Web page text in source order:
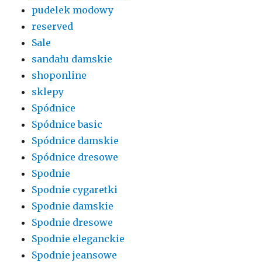
pudelek modowy
reserved
Sale
sandału damskie
shoponline
sklepy
Spódnice
Spódnice basic
Spódnice damskie
Spódnice dresowe
Spodnie
Spodnie cygaretki
Spodnie damskie
Spodnie dresowe
Spodnie eleganckie
Spodnie jeansowe